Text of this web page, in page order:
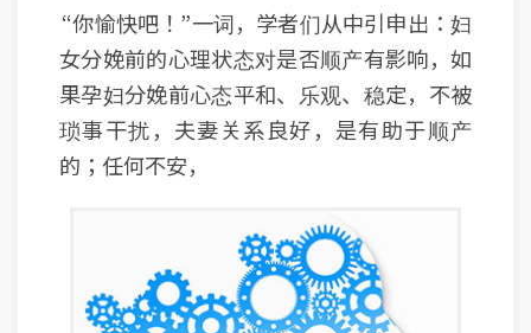
“你愉快吧！”一词，学者们从中引申出：妇
女分娩前的心理状态对是否顺产有影响，如
果孕妇分娩前心态平和、乐观、稳定，不被
琐事干扰，夫妻关系良好，是有助于顺产
的；任何不安，